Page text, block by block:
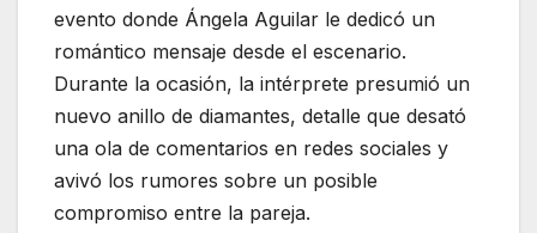
evento donde Ángela Aguilar le dedicó un
romántico mensaje desde el escenario.
Durante la ocasión, la intérprete presumió un
nuevo anillo de diamantes, detalle que desató
una ola de comentarios en redes sociales y
avivó los rumores sobre un posible
compromiso entre la pareja.